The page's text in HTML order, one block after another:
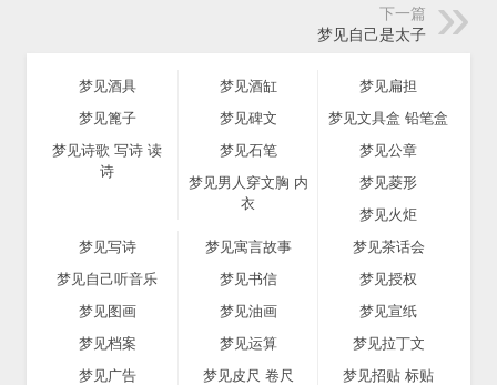
下一篇
梦见自己是太子
梦见酒具 梦见酒缸
梦见扁担
梦见篦子
梦见碑文
梦见文具盒 铅笔盒
梦见诗歌 写诗 读
诗
梦见石笔
梦见公章
梦见男人穿文胸 内
衣
梦见菱形
梦见火炬
梦见写诗
梦见寓言故事
梦见茶话会
梦见自己听音乐
梦见书信
梦见授权
梦见图画
梦见油画
梦见宣纸
梦见档案
梦见运算
梦见拉丁文
梦见广告
梦见皮尺 卷尺
梦见招贴 标贴